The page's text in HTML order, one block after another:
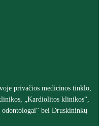
privačios medicinos tinklo,
„Kardiolitos klinikos“,
bei Druskininkų